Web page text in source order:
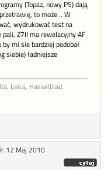
(Topaz, nowy PS) dają
to może .. W
wydrukować test na
Z7II ma rewelacyjny AF
mi sie bardziej podobał
siebie) ładniejsze
Leica, Hasselblad,
12 Maj 2010